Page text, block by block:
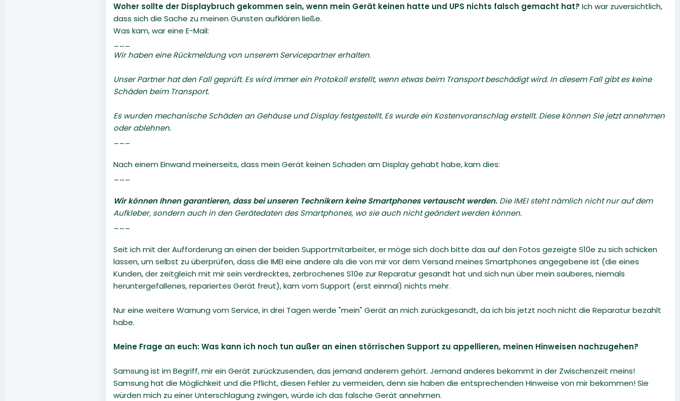
Woher sollte der Displaybruch gekommen sein, wenn mein Gerät keinen hatte und UPS nichts falsch gemacht hat? Ich war zuversichtlich,
dass sich die Sache zu meinen Gunsten aufklären ließe.
Was kam, war eine E-Mail:
Wir haben eine Rückmeldung von unserem Servicepartner erhalten.
Unser Partner hat den Fall geprüft. Es wird immer ein Protokoll erstellt, wenn etwas beim Transport beschädigt wird. In diesem Fall gibt es keine
Schäden beim Transport.
Es wurden mechanische Schäden an Gehäuse und Display festgestellt. Es wurde ein Kostenvoranschlag erstellt. Diese können Sie jetzt annehmen
oder ablehnen.
Nach einem Einwand meinerseits, dass mein Gerät keinen Schaden am Display gehabt habe, kam dies:
Wir können Ihnen garantieren, dass bei unseren Technikern keine Smartphones vertauscht werden. Die IMEI steht nämlich nicht nur auf dem
Aufkleber, sondern auch in den Gerätedaten des Smartphones, wo sie auch nicht geändert werden können.
Seit ich mit der Aufforderung an einen der beiden Supportmitarbeiter, er möge sich doch bitte das auf den Fotos gezeigte S10e zu sich schicken
lassen, um selbst zu überprüfen, dass die IMEI eine andere als die von mir vor dem Versand meines Smartphones angegebene ist (die eines
Kunden, der zeitgleich mit mir sein verdrecktes, zerbrochenes S10e zur Reparatur gesandt hat und sich nun über mein sauberes, niemals
heruntergefallenes, repariertes Gerät freut), kam vom Support (erst einmal) nichts mehr.
Nur eine weitere Warnung vom Service, in drei Tagen werde "mein" Gerät an mich zurückgesandt, da ich bis jetzt noch nicht die Reparatur bezahlt
habe.
Meine Frage an euch: Was kann ich noch tun außer an einen störrischen Support zu appellieren, meinen Hinweisen nachzugehen?
Samsung ist im Begriff, mir ein Gerät zurückzusenden, das jemand anderem gehört. Jemand anderes bekommt in der Zwischenzeit meins!
Samsung hat die Möglichkeit und die Pflicht, diesen Fehler zu vermeiden, denn sie haben die entsprechenden Hinweise von mir bekommen! Sie
würden mich zu einer Unterschlagung zwingen, würde ich das falsche Gerät annehmen.